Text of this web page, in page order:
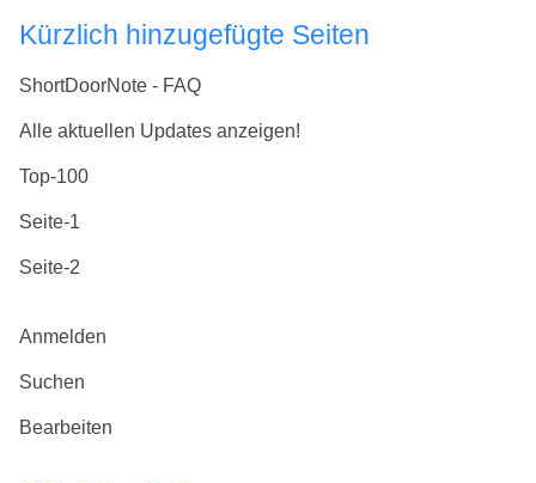
Kürzlich hinzugefügte Seiten
ShortDoorNote - FAQ
Alle aktuellen Updates anzeigen!
Top-100
Seite-1
Seite-2
Anmelden
Suchen
Bearbeiten